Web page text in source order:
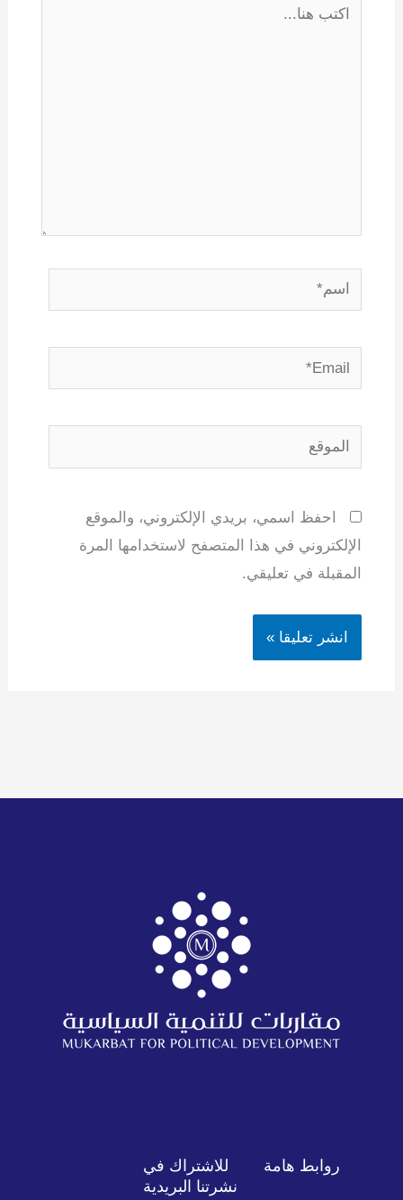
اسم*
Email*
الموقع
احفظ اسمي، بريدي الإلكتروني، والموقع
الإلكتروني في هذا المتصفح لاستخدامها المرة
المقبلة في تعليقي.
روابط هامة
للاشتراك في
نشرتنا البريدية